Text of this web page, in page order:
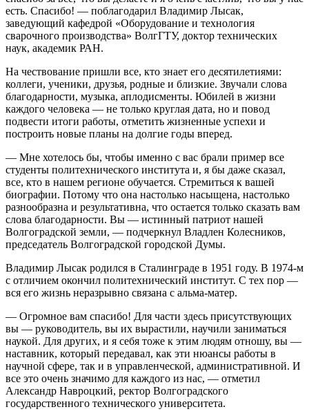
есть. Спасибо! — поблагодарил Владимир Лысак,
заведующий кафедрой «Оборудование и технология
сварочного производства» ВолгГТУ, доктор технических
наук, академик РАН.
На чествование пришли все, кто знает его десятилетиями:
коллеги, ученики, друзья, родные и близкие. Звучали слова
благодарности, музыка, аплодисменты. Юбилей в жизни
каждого человека — не только круглая дата, но и повод
подвести итоги работы, отметить жизненные успехи и
построить новые планы на долгие годы вперед.
— Мне хотелось бы, чтобы именно с вас брали пример все
студенты политехнического института и, я бы даже сказал,
все, кто в нашем регионе обучается. Стремиться к вашей
биографии. Потому что она настолько насыщена, настолько
разнообразна и результативна, что остается только сказать вам
слова благодарности. Вы — истинный патриот нашей
Волгоградской земли, — подчеркнул Владлен Колесников,
председатель Волгоградской городской Думы.
Владимир Лысак родился в Сталинграде в 1951 году. В 1974-м
с отличием окончил политехнический институт. С тех пор —
вся его жизнь неразрывно связана с альма-матер.
— Огромное вам спасибо! Для части здесь присутствующих
вы — руководитель, вы их вырастили, научили заниматься
наукой. Для других, и я себя тоже к этим людям отношу, вы —
наставник, который передавал, как эти нюансы работы в
научной сфере, так и в управленческой, административной. И
все это очень значимо для каждого из нас, — отметил
Александр Навроцкий, ректор Волгоградского
государственного технического университета.